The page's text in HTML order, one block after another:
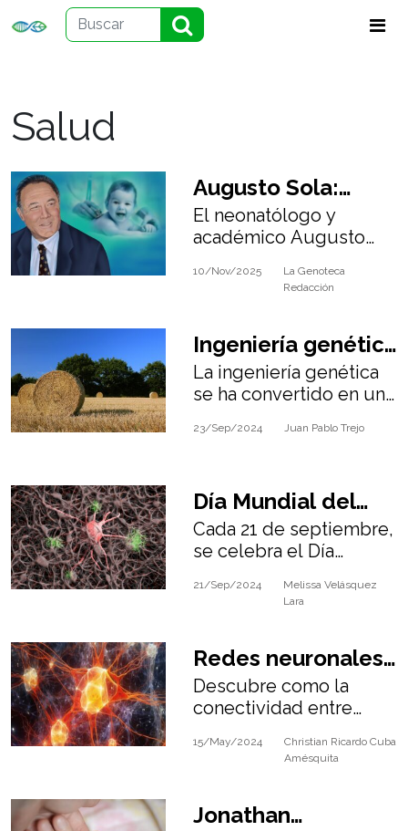
Salud
Augusto Sola:
Piedra Angular en
la Neonatología
Latinoamericana
El neonatólogo y
académico Augusto
clave en el inicio de la
Latinoamérica.
10/Nov/2025
La Genoteca
Redacción
Ingeniería genética
en los alimentos
La ingeniería genética
se ha convertido en una
abordar los desafíos
23/Sep/2024 Juan Pablo Trejo
Día Mundial del
Alzheimer: Una
degenerativa
Cada 21 de septiembre,
se celebra el Día
con el fin de difundir
enfermedad.
21/Sep/2024
Melissa Velásquez
Lara
Redes neuronales:
Un estudio
Descubre como la
conectividad entre
un estudio de físicos y
15/May/2024
Christian Ricardo Cuba
Amésquita
Jonathan